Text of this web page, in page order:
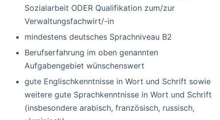
Sozialarbeit ODER Qualifikation zum/zur
Verwaltungsfachwirt/-in
mindestens deutsches Sprachniveau B2
Berufserfahrung im oben genannten
Aufgabengebiet wünschenswert
gute Englischkenntnisse in Wort und Schrift sowie
weitere gute Sprachkenntnisse in Wort und Schrift
(insbesondere arabisch, französisch, russisch,